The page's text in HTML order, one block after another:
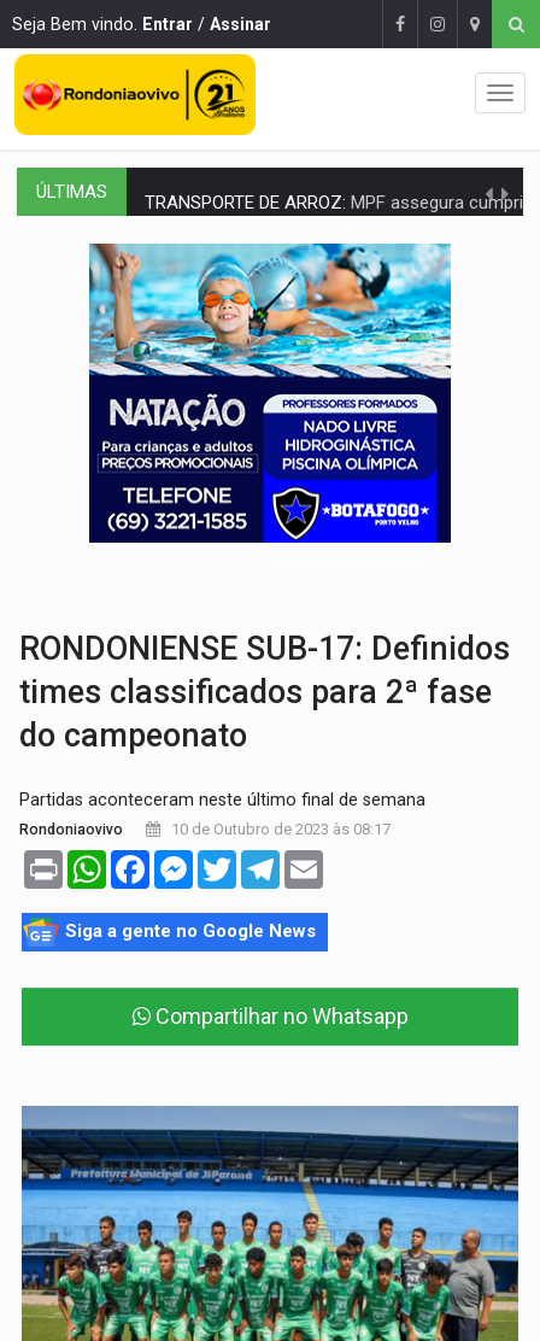
Seja Bem vindo. Entrar / Assinar
ÚLTIMAS TRANSPORTE DE ARROZ: MPF assegura cumprimento da legislação sobre transporte
DEEPFAKE:Sancionada lei contra violência sexual infantil na
COLEGIADO:Brasil e Rússia discutem energia nuclear, defesa e
URGENTE:Colisão entre caminhão e carro deixa quatro mortos e um em
Amazônia Negra ganha projeção nacional com participação de
PREVISÃO:Porto Velho tem chances de chuvas isoladas nesta
SINDICATOS UNIDOS:Assembleia Geral delibera greve da educação
PROCESSO SELETIVO: Rondoniaovivo abre oficina de Comunicação com
RONDONIENSE SUB-17: Definidos
times classificados para 2ª fase
do campeonato
Partidas aconteceram neste último final de semana
Rondoniaovivo 10 de Outubro de 2023 às 08:17
Print WhatsAppFacebookMessenger
TwitterTelegram
Siga a gente no Google News
Compartilhar no Whatsapp